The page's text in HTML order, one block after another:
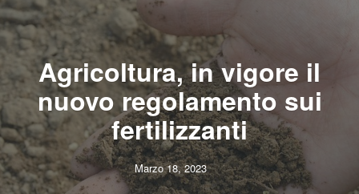
Agricoltura, in vigore il
nuovo regolamento sui
fertilizzanti
Marzo 18, 2023